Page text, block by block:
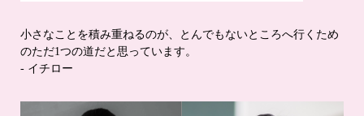
小さなことを積み重ねるのが、とんでもないところへ行くため
のただ1つの道だと思っています。
- イチロー